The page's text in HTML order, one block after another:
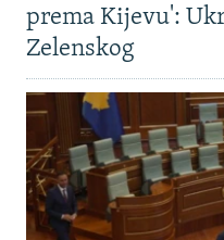
prema Kijevu':
Zelenskog